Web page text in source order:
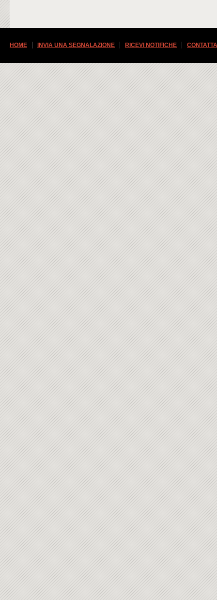
HOME INVIA UNA SEGNALAZIONE RICEVI NOTIFICHE